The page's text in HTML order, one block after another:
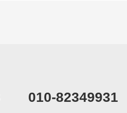
010-82349931